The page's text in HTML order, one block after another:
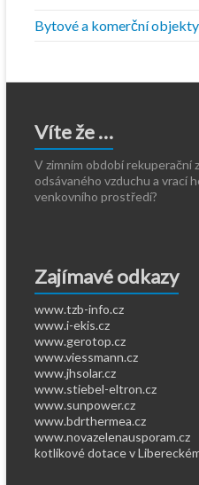
Bytové a komerční objekty
Víte že …
V zimním období rekuperační
odsávaného vzduchu a vrací
venkovního prostředí?
Zajímavé odkazy
www.tzb-info.cz
www.i-ekis.cz
www.gerotop.cz
www.viessmann.cz
www.jhsolar.cz
www.stiebel-eltron.cz
www.sunpower.cz
www.bdrthermea.cz
www.novazelenausporam.cz
kotlíkové dotace v